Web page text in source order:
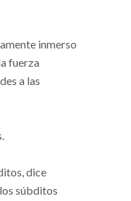
inmerso
fuerza
a las
dice
súbditos